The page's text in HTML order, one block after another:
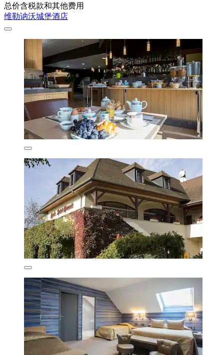
总价含税款和其他费用
维勒讷沃城堡酒店